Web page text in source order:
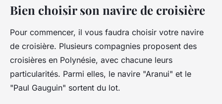
Bien choisir son navire de croisière
Pour commencer, il vous faudra choisir votre navire
de croisière. Plusieurs compagnies proposent des
croisières en Polynésie, avec chacune leurs
particularités. Parmi elles, le navire "Aranui" et le
"Paul Gauguin" sortent du lot.